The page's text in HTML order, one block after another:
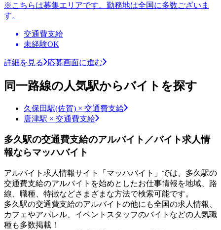
※こちらは募集エリアです。勤務地は全国に多数ございま
す。
交通費支給
未経験OK
詳細を見る 応募画面に進む
同一路線の人気駅からバイトを探す
久保田駅(佐賀) × 交通費支給
唐津駅 × 交通費支給
多久駅の交通費支給のアルバイト／バイト求人情
報ならマッハバイト
アルバイト求人情報サイト「マッハバイト」では、多久駅の
交通費支給のアルバイトを始めとしたお仕事情報を地域、路
線、職種、特徴などさまざまな方法で検索可能です。
多久駅の交通費支給のアルバイトの他にも全国の求人情報、
カフェやアパレル、イベントスタッフのバイトなどの人気職
種も多数掲載！